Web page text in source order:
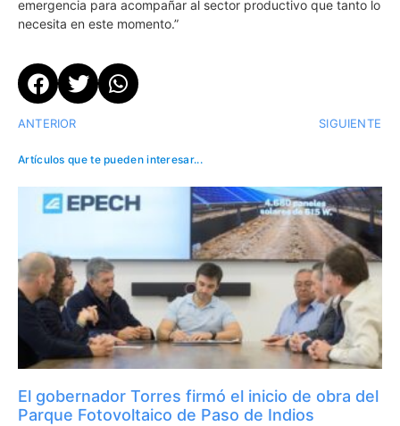
emergencia para acompañar al sector productivo que tanto lo
necesita en este momento.”
ANTERIOR SIGUIENTE
Artículos que te pueden interesar...
El gobernador Torres firmó el inicio de obra del
Parque Fotovoltaico de Paso de Indios